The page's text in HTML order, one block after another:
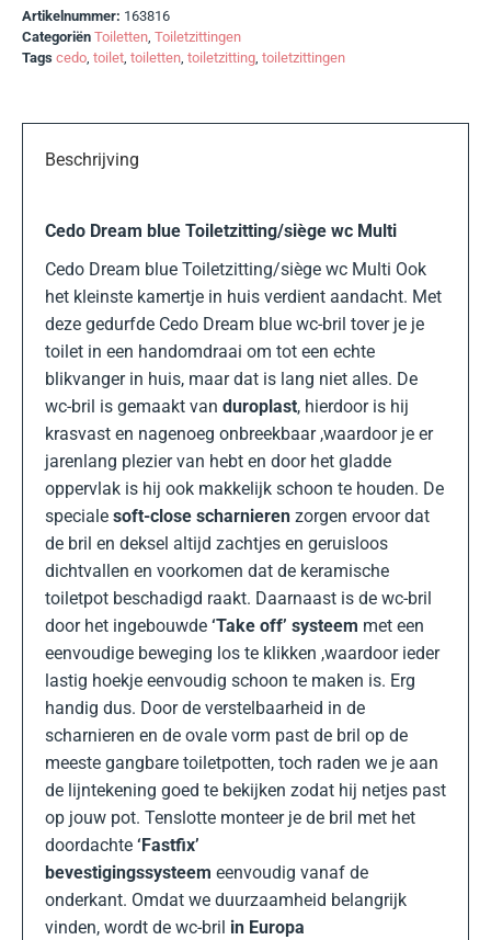
Artikelnummer: 163816
Categoriën Toiletten, Toiletzittingen
Tags cedo, toilet, toiletten, toiletzitting, toiletzittingen
Beschrijving
Cedo Dream blue Toiletzitting/siège wc Multi
Cedo Dream blue Toiletzitting/siège wc Multi Ook
het kleinste kamertje in huis verdient aandacht. Met
deze gedurfde Cedo Dream blue wc-bril tover je je
toilet in een handomdraai om tot een echte
blikvanger in huis, maar dat is lang niet alles. De
wc-bril is gemaakt van duroplast, hierdoor is hij
krasvast en nagenoeg onbreekbaar ,waardoor je er
jarenlang plezier van hebt en door het gladde
oppervlak is hij ook makkelijk schoon te houden. De
speciale soft-close scharnieren zorgen ervoor dat
de bril en deksel altijd zachtjes en geruisloos
dichtvallen en voorkomen dat de keramische
toiletpot beschadigd raakt. Daarnaast is de wc-bril
door het ingebouwde ‘Take off’ systeem met een
eenvoudige beweging los te klikken ,waardoor ieder
lastig hoekje eenvoudig schoon te maken is. Erg
handig dus. Door de verstelbaarheid in de
scharnieren en de ovale vorm past de bril op de
meeste gangbare toiletpotten, toch raden we je aan
de lijntekening goed te bekijken zodat hij netjes past
op jouw pot. Tenslotte monteer je de bril met het
doordachte ‘Fastfix’
bevestigingssysteem eenvoudig vanaf de
onderkant. Omdat we duurzaamheid belangrijk
vinden, wordt de wc-bril in Europa